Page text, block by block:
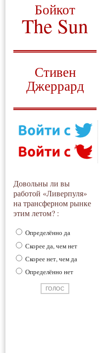
Бойкот
The Sun
Стивен
Джеррард
Довольны ли вы
работой «Ливерпуля»
на трансферном рынке
этим летом? :
Определённо да
Скорее да, чем нет
Скорее нет, чем да
Определённо нет